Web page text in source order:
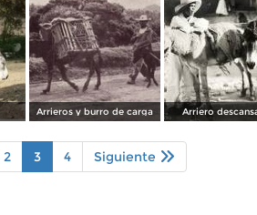
Arrieros y burro de carga Arriero
2 3 4 Siguiente